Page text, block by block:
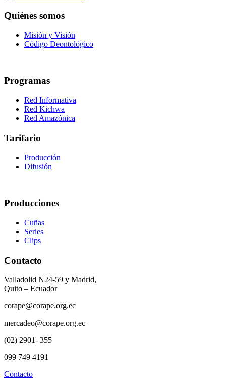
Quiénes somos
Misión y Visión
Código Deontológico
Programas
Red Informativa
Red Kichwa
Red Amazónica
Tarifario
Producción
Difusión
Producciones
Cuñas
Series
Clips
Contacto
Valladolid N24-59 y Madrid,
Quito – Ecuador
corape@corape.org.ec
mercadeo@corape.org.ec
(02) 2901- 355
099 749 4191
Contacto